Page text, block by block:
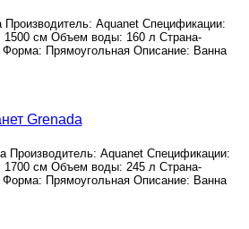
Aquanet Спецификации:
см Объем воды: 160 л Страна-
Прямоугольная Описание: Ванна
Grenada
Производитель: Aquanet Спецификации:
см Объем воды: 245 л Страна-
Прямоугольная Описание: Ванна